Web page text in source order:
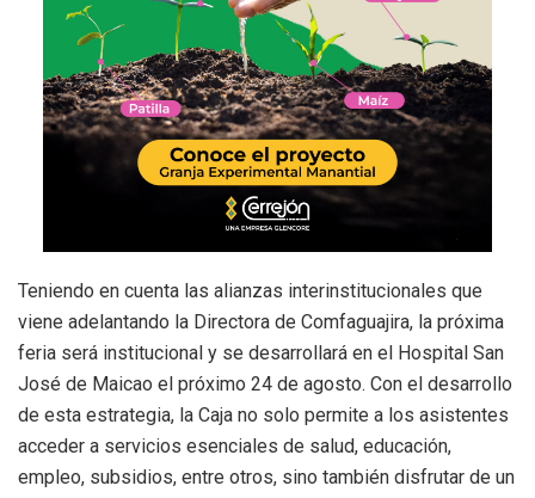
Teniendo en cuenta las alianzas interinstitucionales que
viene adelantando la Directora de Comfaguajira, la próxima
feria será institucional y se desarrollará en el Hospital San
José de Maicao el próximo 24 de agosto. Con el desarrollo
de esta estrategia, la Caja no solo permite a los asistentes
acceder a servicios esenciales de salud, educación,
empleo, subsidios, entre otros, sino también disfrutar de un